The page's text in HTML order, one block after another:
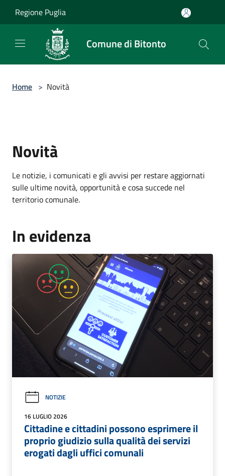
Regione Puglia
Comune di Bitonto
Home > Novità
Novità
Le notizie, i comunicati e gli avvisi per restare aggiornati
sulle ultime novità, opportunità e cosa succede nel
territorio comunale.
In evidenza
NOTIZIE
16 LUGLIO 2026
Cittadine e cittadini possono esprimere il
proprio giudizio sulla qualità dei servizi
erogati dagli uffici comunali